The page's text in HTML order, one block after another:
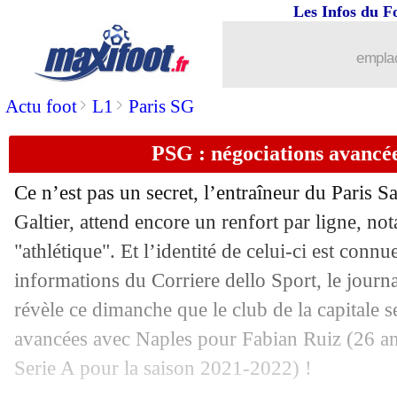
Actu foot> L1 > Paris SG
Les Infos du
PSG : négociations
Ce n’est pas un secret, l’entraîneur du Paris
Galtier, attend encore un renfort par ligne,
"athlétique". Et l’identité de celui-ci est
informations du Corriere dello Sport, le
révèle ce dimanche que le club de la capitale
avancées avec Naples pour Fabian Ruiz (26
Serie A pour la saison 2021-2022) !
: Rennes-Lorient, les compos
07/08 Nice: déjà décisif, Ramsey savoure
07/08 Hellas: Nice dans le coup pour
07/08 Valence: Guedes en PL pour 30 M€ ?
07/08 L1 : Montpellier-Troyes, les compos
07/08 L1 : Lille-Auxerre, les compos
07/08 L1: Lens-Brest, les compos